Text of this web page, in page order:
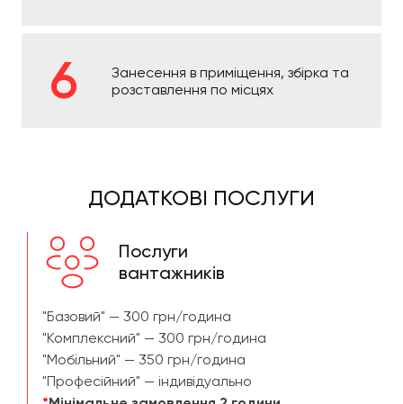
Занесення в приміщення, збірка та
розставлення по місцях
ДОДАТКОВІ ПОСЛУГИ
Послуги
вантажників
"Базовий" — 300 грн/година
"Комплексний" — 300 грн/година
"Мобільний" — 350 грн/година
"Професійний" — індивідуально